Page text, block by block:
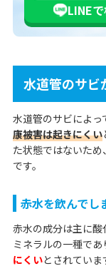
LINEで
水道管のサビ
水道管のサビによっ
康被害は起きにくい
た状態ではないた
です。
赤水を飲んでし
赤水の成分は主に
ミネラルの一種であ
にくいとされていま